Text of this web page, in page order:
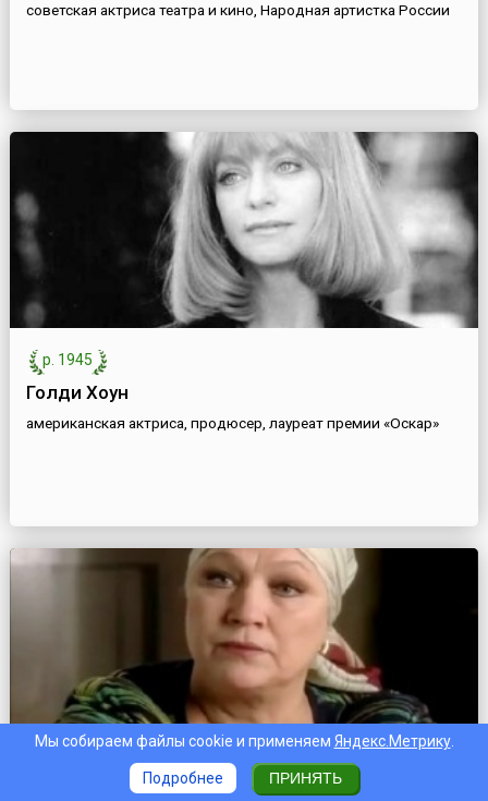
советская актриса театра и кино, Народная артистка России
р. 1945
Голди Хоун
американская актриса, продюсер, лауреат премии «Оскар»
Мы собираем файлы cookie и применяем Яндекс.Метрику.
Подробнее ПРИНЯТЬ